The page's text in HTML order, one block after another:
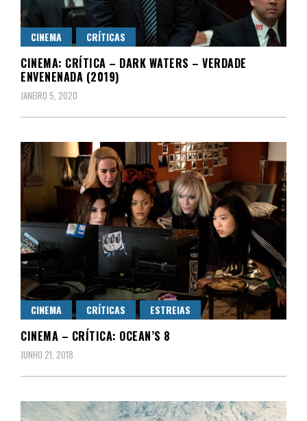
CINEMA CRÍTICAS
CINEMA: CRÍTICA – DARK WATERS – VERDADE
ENVENENADA (2019)
JANEIRO 5, 2020
CINEMA CRÍTICAS ESTREIAS
CINEMA – CRÍTICA: OCEAN’S 8
JUNHO 21, 2018